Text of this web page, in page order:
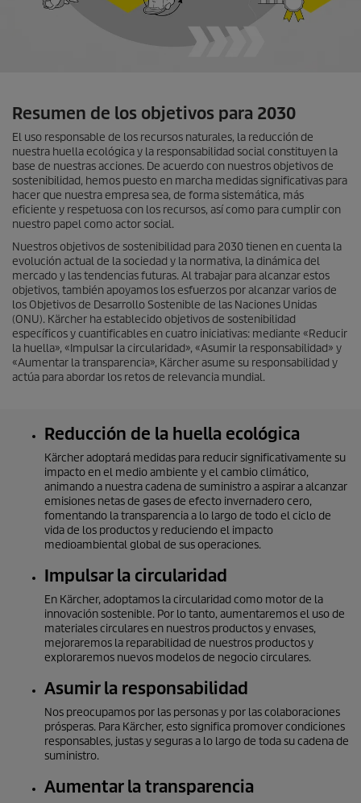
Resumen de los objetivos para 2030
El uso responsable de los recursos naturales, la reducción de
nuestra huella ecológica y la responsabilidad social constituyen la
base de nuestras acciones. De acuerdo con nuestros objetivos de
sostenibilidad, hemos puesto en marcha medidas significativas para
hacer que nuestra empresa sea, de forma sistemática, más
eficiente y respetuosa con los recursos, así como para cumplir con
nuestro papel como actor social.
Nuestros objetivos de sostenibilidad para 2030 tienen en cuenta la
evolución actual de la sociedad y la normativa, la dinámica del
mercado y las tendencias futuras. Al trabajar para alcanzar estos
objetivos, también apoyamos los esfuerzos por alcanzar varios de
los Objetivos de Desarrollo Sostenible de las Naciones Unidas
(ONU). Kärcher ha establecido objetivos de sostenibilidad
específicos y cuantificables en cuatro iniciativas: mediante «Reducir
la huella», «Impulsar la circularidad», «Asumir la responsabilidad» y
«Aumentar la transparencia», Kärcher asume su responsabilidad y
actúa para abordar los retos de relevancia mundial.
Reducción de la huella ecológica
Kärcher adoptará medidas para reducir significativamente su
impacto en el medio ambiente y el cambio climático,
animando a nuestra cadena de suministro a aspirar a alcanzar
emisiones netas de gases de efecto invernadero cero,
fomentando la transparencia a lo largo de todo el ciclo de
vida de los productos y reduciendo el impacto
medioambiental global de sus operaciones.
Impulsar la circularidad
En Kärcher, adoptamos la circularidad como motor de la
innovación sostenible. Por lo tanto, aumentaremos el uso de
materiales circulares en nuestros productos y envases,
mejoraremos la reparabilidad de nuestros productos y
exploraremos nuevos modelos de negocio circulares.
Asumir la responsabilidad
Nos preocupamos por las personas y por las colaboraciones
prósperas. Para Kärcher, esto significa promover condiciones
responsables, justas y seguras a lo largo de toda su cadena de
suministro.
Aumentar la transparencia